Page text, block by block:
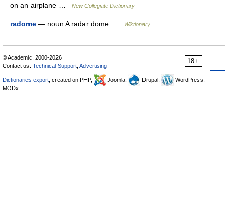
on an airplane …
New Collegiate Dictionary
radome — noun A radar dome … Wiktionary
18+
© Academic, 2000-2026
Contact us: Technical Support Advertising
Dictionaries export , created on PHP, Joomla, Drupal,
WordPress,
MODx.